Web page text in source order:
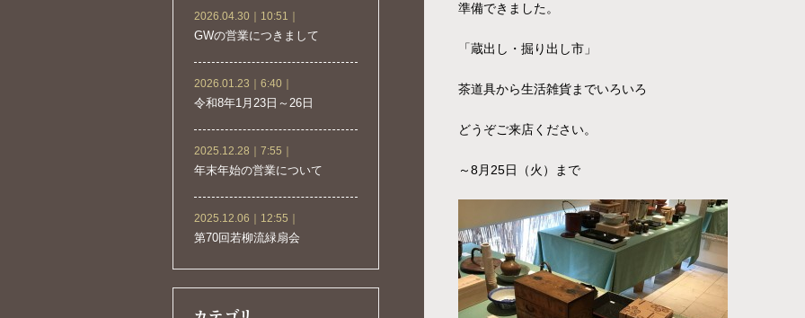
2026.04.30｜10:51｜
GWの営業につきまして
2026.01.23｜6:40｜
令和8年1月23日～26日
2025.12.28｜7:55｜
年末年始の営業について
2025.12.06｜12:55｜
第70回若柳流緑扇会
準備できました。
「蔵出し・掘り出し市」
茶道具から生活雑貨までいろいろ
どうぞご来店ください。
～8月25日（火）まで